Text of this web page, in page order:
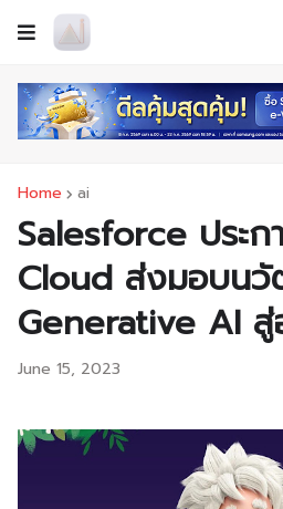
Home ai
Salesforce ประ
Cloud ส่งมอบนวั
Generative AI
June 15, 2023